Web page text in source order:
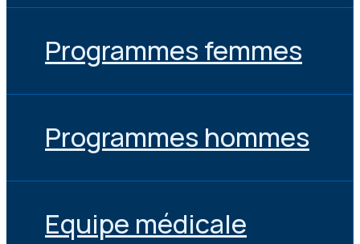
Programmes femmes
Programmes hommes
Equipe médicale